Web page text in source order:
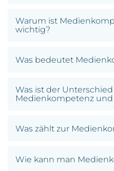
Warum ist
wichtig?
Was bedeutet
Was ist der
Medienkompetenz
Was zählt zur
Wie kann man